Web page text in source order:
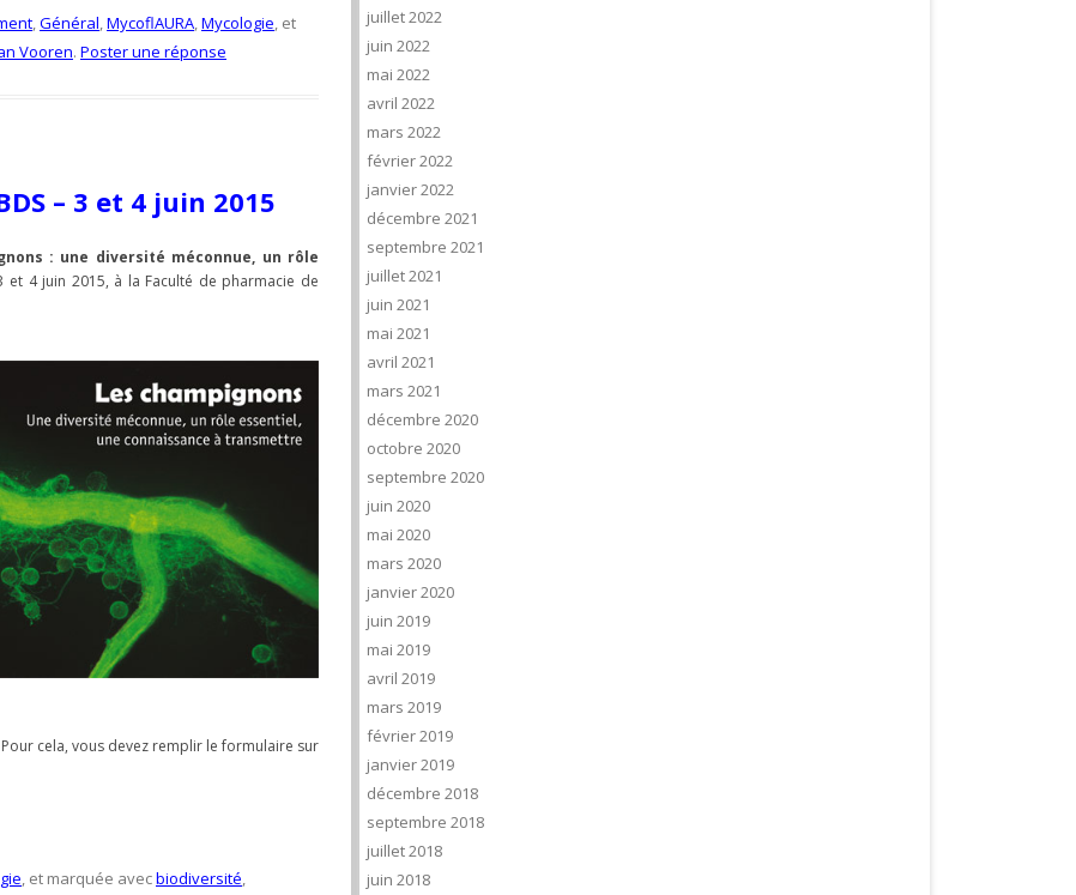
,Général,MycoflAURA,Mycologie, et
Vooren. Poster une réponse
– 3 et 4 juin 2015
: une diversité méconnue, un rôle
et 4 juin 2015, à la Faculté de pharmacie de
cela, vous devez remplir le formulaire sur
, et marquée avecbiodiversité,
juillet 2022
juin 2022
mai 2022
avril 2022
mars 2022
février 2022
janvier 2022
décembre 2021
septembre 2021
juillet 2021
juin 2021
mai 2021
avril 2021
mars 2021
décembre 2020
octobre 2020
septembre 2020
juin 2020
mai 2020
mars 2020
janvier 2020
juin 2019
mai 2019
avril 2019
mars 2019
février 2019
janvier 2019
décembre 2018
septembre 2018
juillet 2018
juin 2018